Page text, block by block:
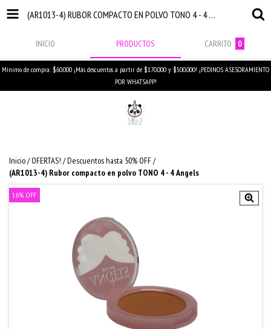
(AR1013-4) RUBOR COMPACTO EN POLVO TONO 4 - 4 ANGELS
INICIO PRODUCTOS CARRITO 0
Mínimo de compra: $60.000 ¡Más descuentos a partir de $170.000 y $500.000! ¡PEDINOS ASESORAMIENTO
POR WHATSAPP!
Inicio/ OFERTAS! /Descuentos hasta 50% OFF/
(AR1013-4) Rubor compacto en polvo TONO 4 - 4 Angels
16% OFF